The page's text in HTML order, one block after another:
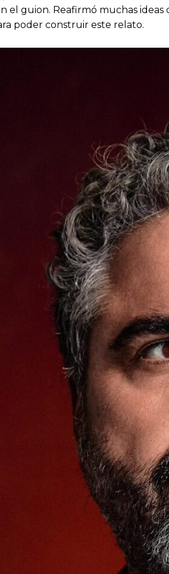
el guion. Reafirmó muchas ideas
poder construir este relato.